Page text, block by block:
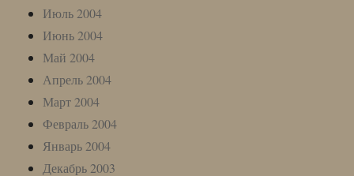
Июль 2004
Июнь 2004
Май 2004
Апрель 2004
Март 2004
Февраль 2004
Январь 2004
Декабрь 2003